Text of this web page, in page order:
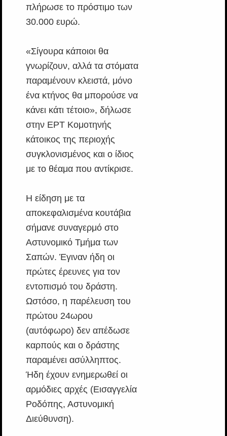
πλήρωσε το πρόστιμο των
30.000 ευρώ.
«Σίγουρα κάποιοι θα
γνωρίζουν, αλλά τα στόματα
παραμένουν κλειστά, μόνο
ένα κτήνος θα μπορούσε να
κάνει κάτι τέτοιο», δήλωσε
στην ΕΡΤ Κομοτηνής
κάτοικος της περιοχής
συγκλονισμένος και ο ίδιος
με το θέαμα που αντίκρισε.
Η είδηση με τα
αποκεφαλισμένα κουτάβια
σήμανε συναγερμό στο
Αστυνομικό Τμήμα των
Σαπών. Έγιναν ήδη οι
πρώτες έρευνες για τον
εντοπισμό του δράστη.
Ωστόσο, η παρέλευση του
πρώτου 24ωρου
(αυτόφωρο) δεν απέδωσε
καρπούς και ο δράστης
παραμένει ασύλληπτος.
Ήδη έχουν ενημερωθεί οι
αρμόδιες αρχές (Εισαγγελία
Ροδόπης, Αστυνομική
Διεύθυνση).